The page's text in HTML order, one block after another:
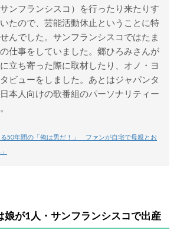
ンフランシスコ）を行ったり来たりす
たので、芸能活動休止ということに特
んでした。サンフランシスコではたま
仕事をしていました。郷ひろみさんが
立ち寄った際に取材したり、オノ・ヨ
ビューをしました。あとはジャパンタ
本人向けの歌番組のパーソナリティー
50年間の「俺は男だ！」 ファンが自宅で母親とお
娘が1人・サンフランシスコで出産